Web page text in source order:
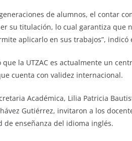
de alumnos, el contar
su titulación, lo cual garantiza que
aplicarlo en sus trabajos”, indicó
que la UTZAC es actualmente un
cuenta con validez internacional.
Académica, Lilia Patricia
Gutiérrez, invitaron a los
de enseñanza del idioma inglés.